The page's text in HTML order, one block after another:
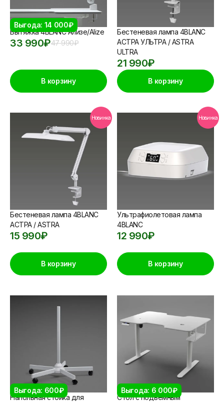
Выгода: 14 000₽
Вытяжка 4BLANC Ализе/Alize
47 990₽
33 990₽
В корзину
Бестеневая лампа 4BLANC
АСТРА УЛЬТРА / ASTRA
ULTRA
21 990₽
В корзину
Новинка
Бестеневая лампа 4BLANC
АСТРА / ASTRA
15 990₽
В корзину
Новинка
Ультрафиолетовая лампа
4BLANC
12 990₽
В корзину
Выгода: 600₽
Напольная стойка для
Выгода: 6 000₽
Стол с подъемным